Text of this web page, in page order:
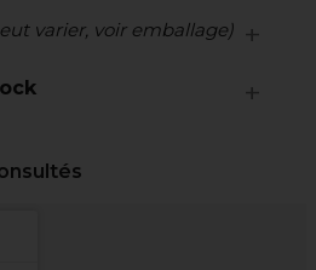
varier, voir emballage)